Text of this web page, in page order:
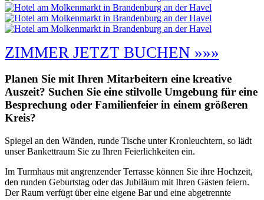
ZIMMER JETZT BUCHEN »»»
Planen Sie mit Ihren Mitarbeitern eine kreative
Auszeit? Suchen Sie eine stilvolle Umgebung für eine
Besprechung oder Familienfeier in einem größeren
Kreis?
Spiegel an den Wänden, runde Tische unter Kronleuchtern, so lädt
unser Bankettraum Sie zu Ihren Feierlichkeiten ein.
Im Turmhaus mit angrenzender Terrasse können Sie ihre Hochzeit,
den runden Geburtstag oder das Jubiläum mit Ihren Gästen feiern.
Der Raum verfügt über eine eigene Bar und eine abgetrennte